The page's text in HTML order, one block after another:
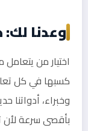
وعدنا
اختيار من
كسبها في كل
وخبراء، أدواتنا
بأقصى سرعة لأن